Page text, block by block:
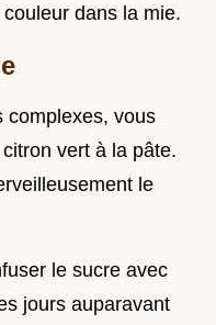
dans la mie.
complexes, vous
vert à la pâte.
le
le sucre avec
jours auparavant